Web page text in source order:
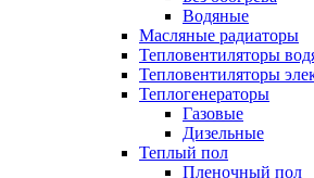
Водяные
Масляные радиаторы
Тепловентиляторы
Тепловентиляторы
Теплогенераторы
Газовые
Дизельные
Теплый пол
Пленочный пол